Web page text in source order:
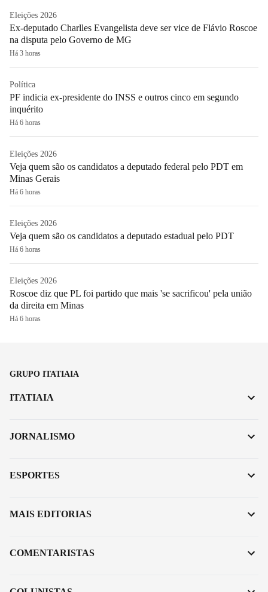
Eleições 2026
Ex-deputado Charlles Evangelista deve ser vice de Flávio Roscoe
na disputa pelo Governo de MG
Há 3 horas
Política
PF indicia ex-presidente do INSS e outros cinco em segundo
inquérito
Há 6 horas
Eleições 2026
Veja quem são os candidatos a deputado federal pelo PDT em
Minas Gerais
Há 6 horas
Eleições 2026
Veja quem são os candidatos a deputado estadual pelo PDT
Há 6 horas
Eleições 2026
Roscoe diz que PL foi partido que mais 'se sacrificou' pela união
da direita em Minas
Há 6 horas
GRUPO ITATIAIA
ITATIAIA
JORNALISMO
ESPORTES
MAIS EDITORIAS
COMENTARISTAS